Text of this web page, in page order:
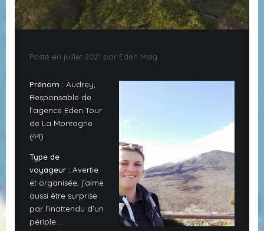
Posté en juillet 2021 par Eden Mag
Prénom : Audrey,
Responsable de
l’agence Eden Tour
de La Montagne
(44)
Type de
voyageur : Avertie
et organisée, j’aime
aussi être surprise
par l’inattendu d’un
périple…